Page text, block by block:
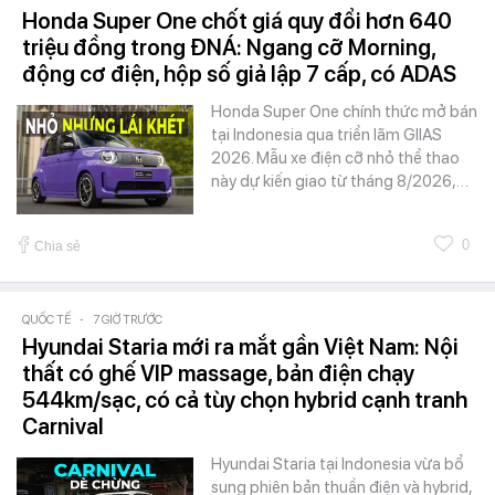
Honda Super One chốt giá quy đổi hơn 640
triệu đồng trong ĐNÁ: Ngang cỡ Morning,
động cơ điện, hộp số giả lập 7 cấp, có ADAS
Honda Super One chính thức mở bán
tại Indonesia qua triển lãm GIIAS
2026. Mẫu xe điện cỡ nhỏ thể thao
này dự kiến giao từ tháng 8/2026,…
Chia sẻ 0
QUỐC TẾ - 7 GIỜ TRƯỚC
Hyundai Staria mới ra mắt gần Việt Nam: Nội
thất có ghế VIP massage, bản điện chạy
544km/sạc, có cả tùy chọn hybrid cạnh tranh
Carnival
Hyundai Staria tại Indonesia vừa bổ
sung phiên bản thuần điện và hybrid,